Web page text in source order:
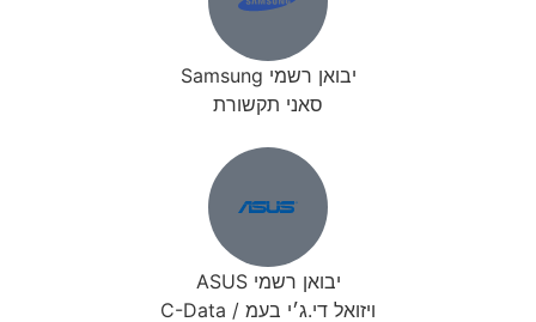
יבואן רשמי Samsung
סאני תקשורת
יבואן רשמי ASUS
ויזואל די.ג׳י בעמ / C-Data